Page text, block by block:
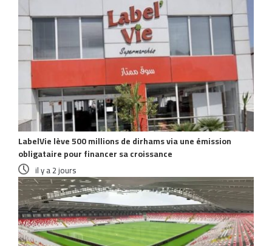
LabelVie lève 500 millions de dirhams via une émission
obligataire pour financer sa croissance
il y a 2 jours